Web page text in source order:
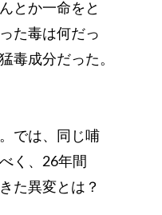
とか一命をと
た毒は何だっ
毒成分だった。
では、同じ哺
く、26年間
た異変とは？